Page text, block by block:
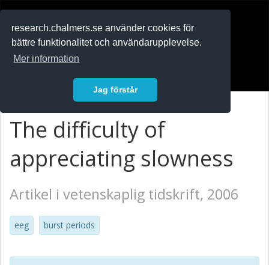
research.chalmers.se använder cookies för
bättre funktionalitet och användarupplevelse.
Mer information
Jag förstår
The difficulty of
appreciating slowness
Artikel i vetenskaplig tidskrift, 2006
eeg burst periods